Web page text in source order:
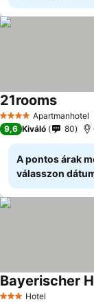
4 KategóriaApartmanhotel
21rooms
9,6 Kiváló 80
A pontos árak
válasszon
Hotel
Bayerischer